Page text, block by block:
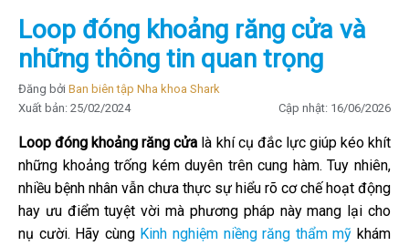
Loop đóng khoảng răng cửa và
những thông tin quan trọng
Đăng bởi Ban biên tập Nha khoa Shark
Xuất bản: 25/02/2024
Cập nhật: 16/06/2026
Loop đóng khoảng răng cửa là khí cụ đắc lực giúp kéo khít
những khoảng trống kém duyên trên cung hàm. Tuy nhiên,
nhiều bệnh nhân vẫn chưa thực sự hiểu rõ cơ chế hoạt động
hay ưu điểm tuyệt vời mà phương pháp này mang lại cho
nụ cười. Hãy cùng Kinh nghiệm niềng răng thẩm mỹ khám